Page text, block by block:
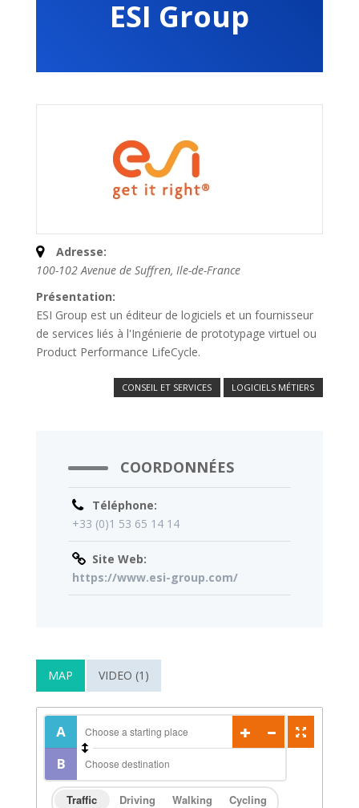
ESI Group
Adresse:
100-102 Avenue de Suffren, Ile-de-France
Présentation:
ESI Group est un éditeur de logiciels et un fournisseur
de services liés à l'Ingénierie de prototypage virtuel ou
Product Performance LifeCycle.
CONSEIL ET SERVICES LOGICIELS MÉTIERS
COORDONNÉES
Téléphone:
+33 (0)1 53 65 14 14
Site Web:
https://www.esi-group.com/
MAP VIDEO (1)
Traffic Driving Walking Cycling